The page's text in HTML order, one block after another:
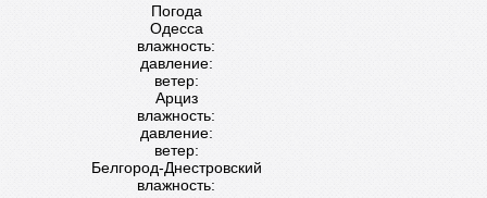
Погода
Одесса
влажность:
давление:
ветер:
Арциз
влажность:
давление:
ветер:
Белгород-Днестровский
влажность: